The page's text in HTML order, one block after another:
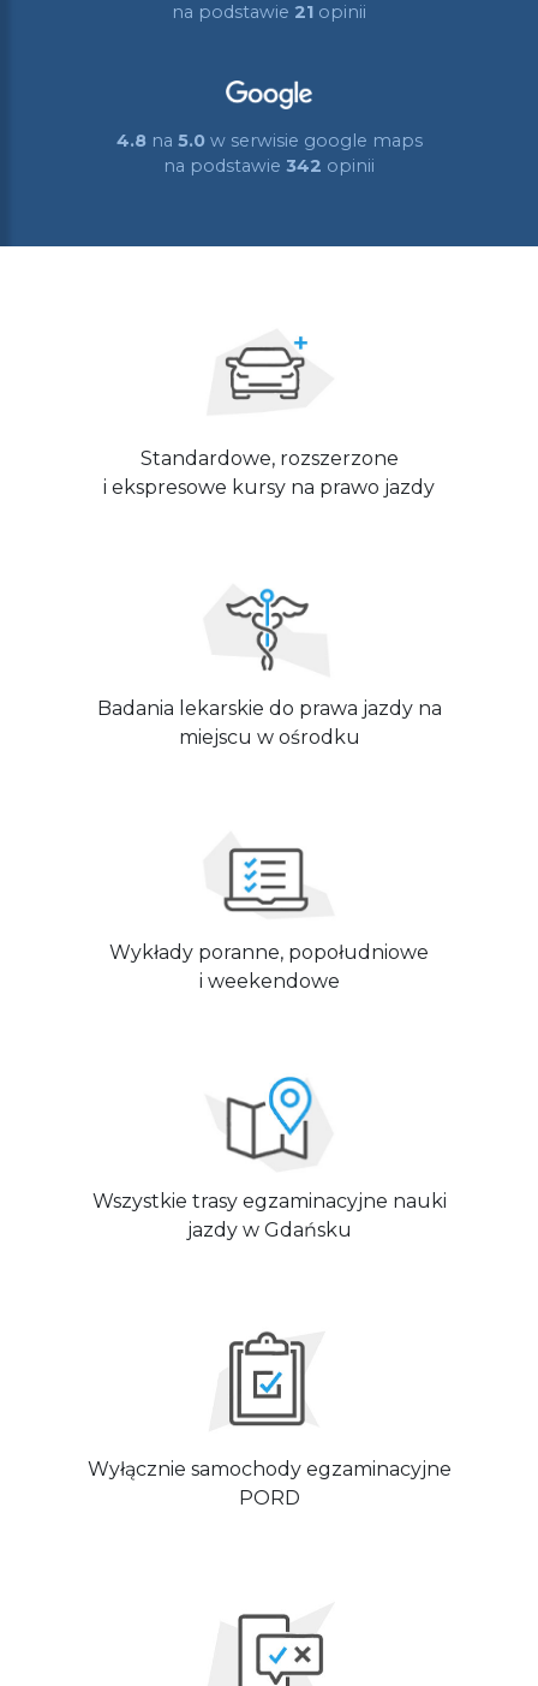
na podstawie 21 opinii
4.8 na 5.0w serwisie google maps
na podstawie 342 opinii
Standardowe, rozszerzone
i ekspresowe kursy na prawo jazdy
Badania lekarskie do prawa jazdy na
miejscu w ośrodku
Wykłady poranne, popołudniowe
i weekendowe
Wszystkie trasy egzaminacyjne nauki
jazdy w Gdańsku
Wyłącznie samochody egzaminacyjne
PORD